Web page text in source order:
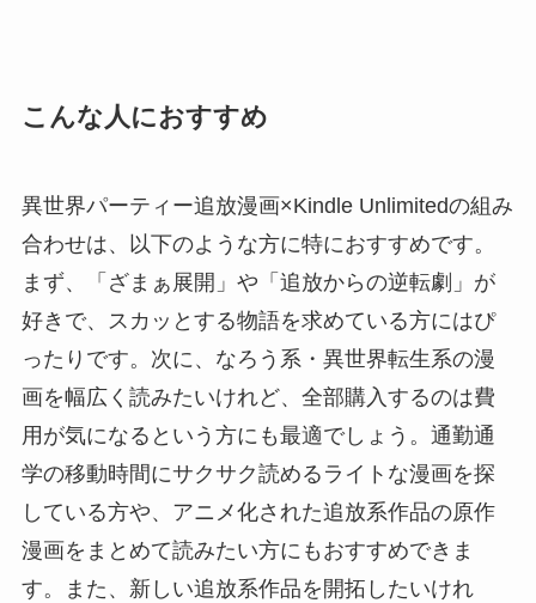
こんな人におすすめ
異世界パーティー追放漫画×Kindle Unlimitedの組み
合わせは、以下のような方に特におすすめです。
まず、「ざまぁ展開」や「追放からの逆転劇」が
好きで、スカッとする物語を求めている方にはぴ
ったりです。次に、なろう系・異世界転生系の漫
画を幅広く読みたいけれど、全部購入するのは費
用が気になるという方にも最適でしょう。通勤通
学の移動時間にサクサク読めるライトな漫画を探
している方や、アニメ化された追放系作品の原作
漫画をまとめて読みたい方にもおすすめできま
す。また、新しい追放系作品を開拓したいけれ